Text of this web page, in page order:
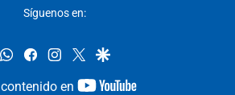
Síguenos en:
whatsappfacebookinstagram
twittergoogle
en
youtube-